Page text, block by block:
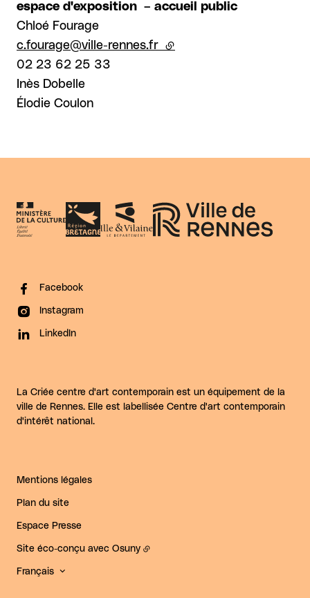
espace d'exposition – accueil public
Chloé Fourage
c.fourage@ville-rennes.fr (lien externe)
02 23 62 25 33
Inès Dobelle
Élodie Coulon
Facebook
Instagram
LinkedIn
La Criée centre d'art contemporain est un équipement de la
ville de Rennes. Elle est labellisée Centre d'art contemporain
d'intérêt national.
Mentions légales
Plan du site
Espace Presse
Site éco-conçu avec Osuny
Français